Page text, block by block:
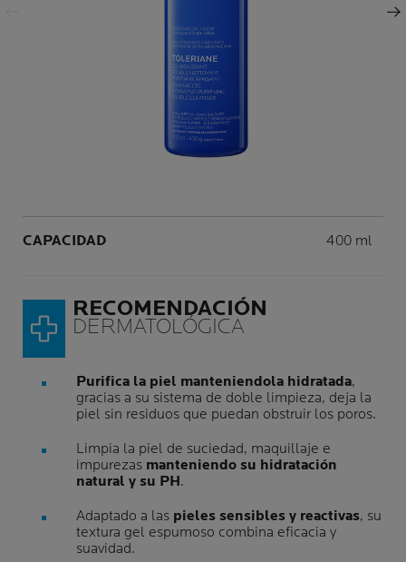
Siguiente Panel
CAPACIDAD Volume
400 ml
RECOMENDACIÓN
DERMATOLÓGICA
Purifica la piel manteniendola hidratada,
gracias a su sistema de doble limpieza, deja la
piel sin residuos que puedan obstruir los poros.
Limpia la piel de suciedad, maquillaje e
impurezas manteniendo su hidratación
natural y su PH.
Adaptado a las pieles sensibles y reactivas, su
textura gel espumoso combina eficacia y
suavidad.